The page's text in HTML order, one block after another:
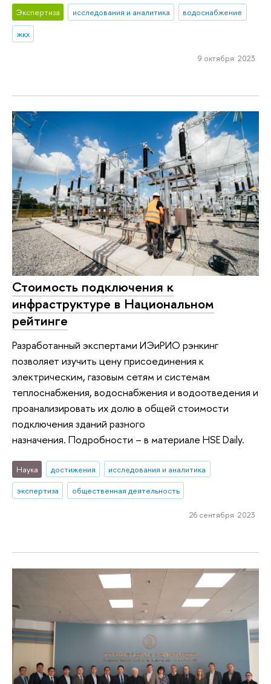
Экспертиза исследования и аналитика
водоснабжение
жкх
9 октября 2023
Стоимость подключения к
инфраструктуре в Национальном
рейтинге
Разработанный экспертами ИЭиРИО рэнкинг
позволяет изучить цену присоединения к
электрическим, газовым сетям и системам
теплоснабжения, водоснабжения и водоотведения и
проанализировать их долю в общей стоимости
подключения зданий разного
назначения. Подробности – в материале HSE Daily.
Наука достижения
исследования и аналитика
экспертиза
общественная деятельность
26 сентября 2023